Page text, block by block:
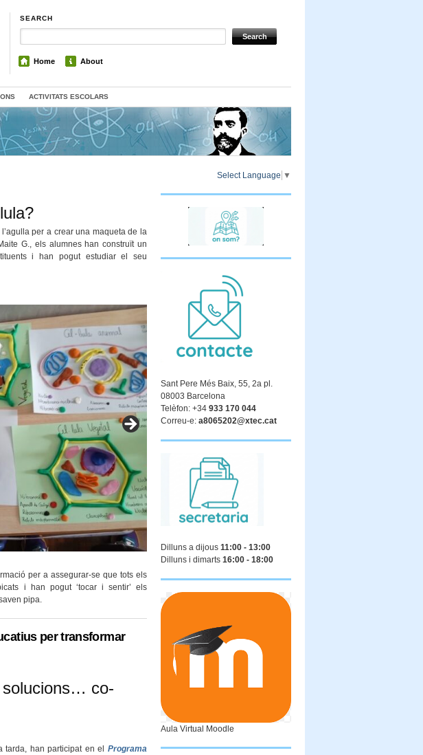
SEARCH
Home About
ACTIVITATS ESCOLARS
per a crear una maqueta de la
G., els alumnes han construït un
i han pogut estudiar el seu
per a assegurar-se que tots els
i han pogut ‘tocar i sentir’ els
pipa.
per transformar
solucions… co-
tarda, han participat en el Programa
Select Language ▼
Sant Pere Més Baix, 55, 2a pl.
08003 Barcelona
Telèfon: +34 933 170 044
Correu-e: a8065202@xtec.cat
Dilluns a dijous 11:00 - 13:00
Dilluns i dimarts 16:00 - 18:00
Aula Virtual Moodle